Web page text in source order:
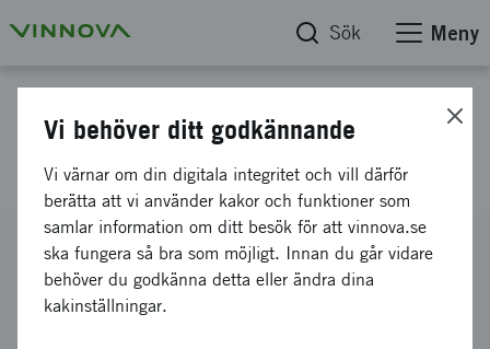
Sök Meny
Modulärt hallsystem i komposit
Diarienummer
2015-01486
Koordinator
Vi behöver ditt godkännande
Vi värnar om din digitala integritet och vill därför
berätta att vi använder kakor och funktioner som
samlar information om ditt besök för att vinnova.se
ska fungera så bra som möjligt. Innan du går vidare
behöver du godkänna detta eller ändra dina
kakinställningar.